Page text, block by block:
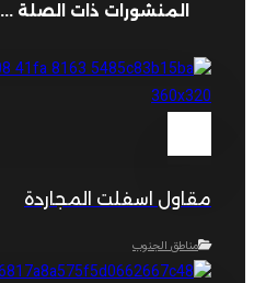
المنشورات ذات الصلة ...
مقاول اسفلت المجاردة
مناطق الجنوب